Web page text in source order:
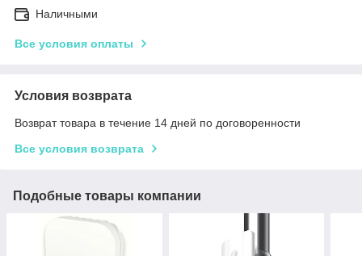
Наличными
Все условия оплаты
Условия возврата
Возврат товара в течение 14 дней по договоренности
Все условия возврата
Подобные товары компании